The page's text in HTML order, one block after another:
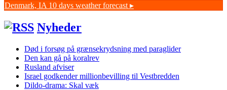
Denmark, IA 10 days weather forecast ▸
Nyheder
Død i forsøg på grænsekrydsning med paraglider
Den kan gå på koralrev
Rusland afviser
Israel godkender millionbevilling til Vestbredden
Dildo-drama: Skal væk